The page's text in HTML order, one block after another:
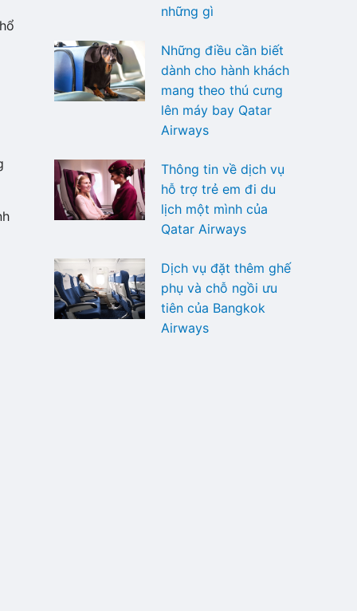
những gì
Những điều cần biết
dành cho hành khách
mang theo thú cưng
lên máy bay Qatar
Airways
Thông tin về dịch vụ
hỗ trợ trẻ em đi du
lịch một mình của
Qatar Airways
Dịch vụ đặt thêm ghế
phụ và chỗ ngồi ưu
tiên của Bangkok
Airways